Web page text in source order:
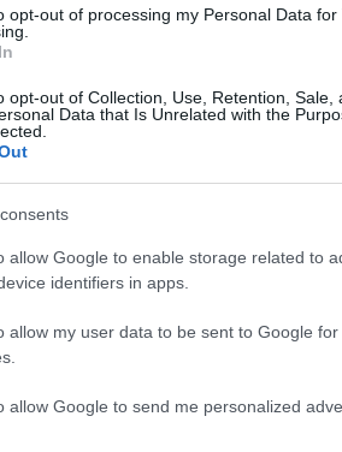
opt-out of processing my Personal Data for
opt-out of Collection, Use, Retention, Sale,
Data that Is Unrelated with the
allow Google to enable storage related to
identifiers in apps.
allow my user data to be sent to Google
allow Google to send me personalized
nella sezioneLogin